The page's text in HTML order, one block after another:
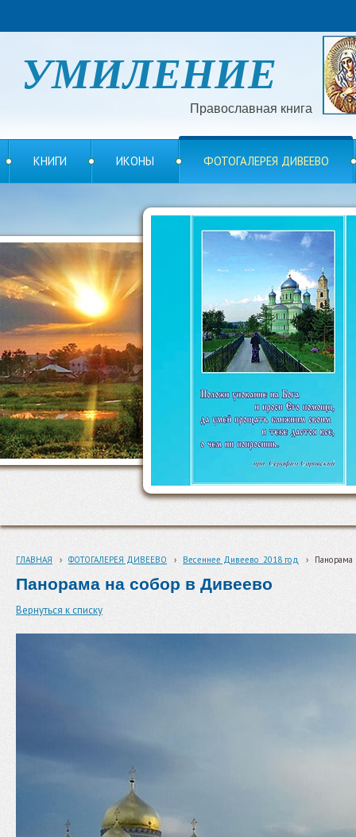
УМИЛЕНИЕ
Православная книга
КНИГИ ИКОНЫ ФОТОГАЛЕРЕЯ ДИВЕЕВО
ГЛАВНАЯ › ФОТОГАЛЕРЕЯ ДИВЕЕВО › Весеннее Дивеево_2018 год ›
Панорама на собор в Дивеево
Вернуться к списку